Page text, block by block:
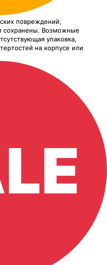
повреждений,
сохранены. Возможные
упаковка,
на корпусе или